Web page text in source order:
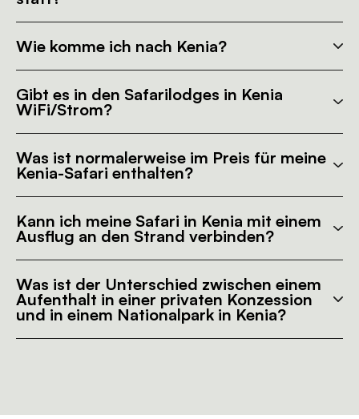
Wie komme ich nach Kenia?
Gibt es in den Safarilodges in Kenia
WiFi/Strom?
Was ist normalerweise im Preis für meine
Kenia-Safari enthalten?
Kann ich meine Safari in Kenia mit einem
Ausflug an den Strand verbinden?
Was ist der Unterschied zwischen einem
Aufenthalt in einer privaten Konzession
und in einem Nationalpark in Kenia?